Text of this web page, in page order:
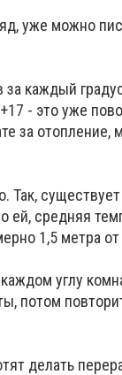
уже можно
каждый
- это уже
за отопление,
Так,
ей, средняя
1,5 метра от
углу
потом
делать